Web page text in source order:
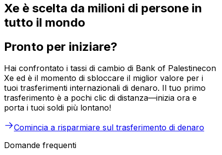
Xe è scelta da milioni di persone in
tutto il mondo
Pronto per iniziare?
Hai confrontato i tassi di cambio di Bank of Palestinecon
Xe ed è il momento di sbloccare il miglior valore per i
tuoi trasferimenti internazionali di denaro. Il tuo primo
trasferimento è a pochi clic di distanza—inizia ora e
porta i tuoi soldi più lontano!
Comincia a risparmiare sul trasferimento di denaro
Domande frequenti